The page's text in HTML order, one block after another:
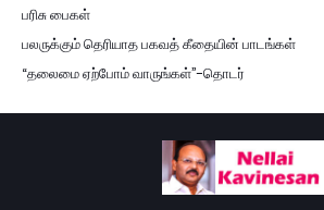
பரிசு பைகள்
பலருக்கும் தெரியாத பகவத் கீதையின் பாடங்கள்
“தலைமை ஏற்போம் வாருங்கள்”-தொடர்